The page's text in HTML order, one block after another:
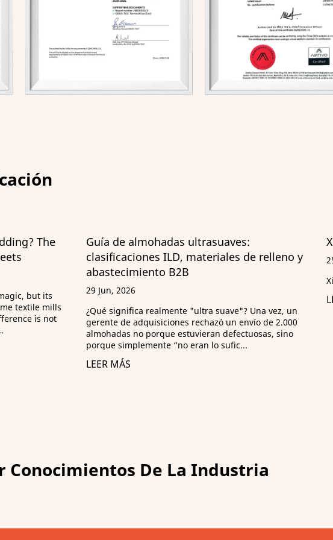
de relleno y
Una vez, un
un envío de 2.000
defectuosas, sino
Xinlong Carbon Emission Report 2025
25 Jun, 2026
Conocimientos De La Industria